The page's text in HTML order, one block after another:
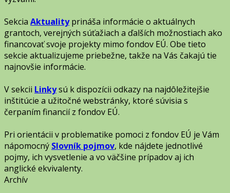
Sekcia Aktualityprináša informácie o aktuálnych
grantoch, verejných súťažiach a ďalších možnostiach ako
financovať svoje projekty mimo fondov EÚ. Obe tieto
sekcie aktualizujeme priebežne, takže na Vás čakajú tie
najnovšie informácie.
V sekcii Linkysú k dispozícii odkazy na najdôležitejšie
inštitúcie a užitočné webstránky, ktoré súvisia s
čerpaním financií z fondov EÚ.
Pri orientácii v problematike pomoci z fondov EÚ je Vám
nápomocný Slovník pojmov, kde nájdete jednotlivé
pojmy, ich vysvetlenie a vo väčšine prípadov aj ich
anglické ekvivalenty.
Archív